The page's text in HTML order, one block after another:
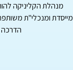
מנהלת הקליניקה
מייסדת ומנכלי"ת
הדרכה